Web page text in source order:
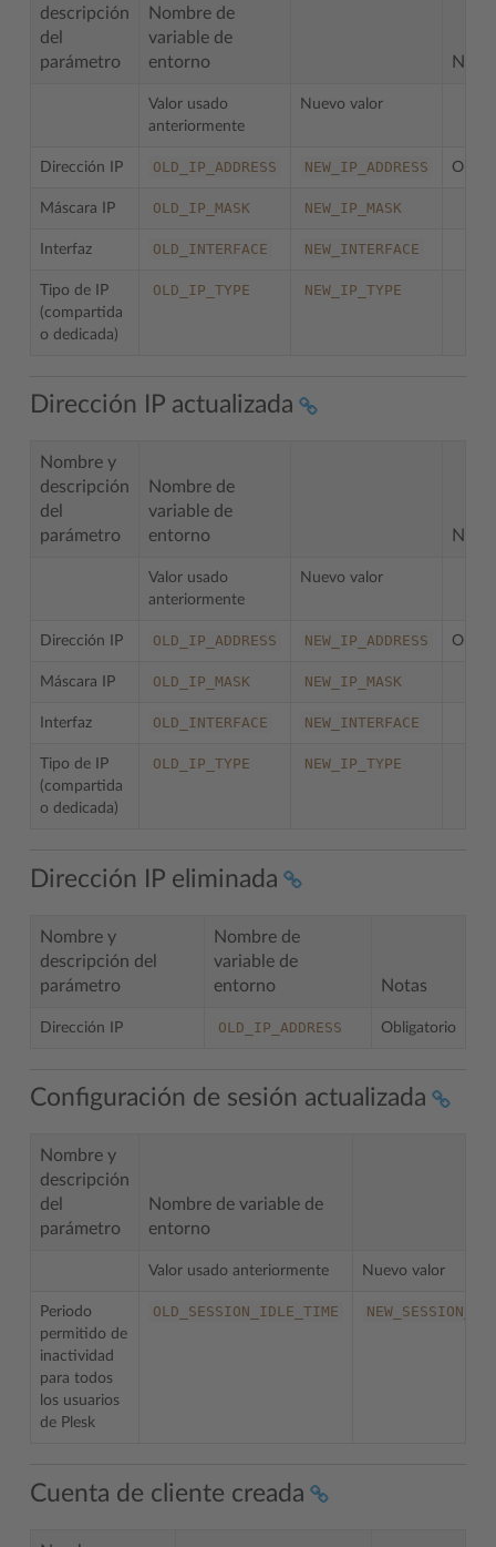
descripción
del
parámetro
Nombre de
variable de
entorno
Valor usado
anteriormente
Nuevo valor
Dirección IP OLD_IP_ADDRESS NEW_IP_ADDRESS
Máscara IP OLD_IP_MASK NEW_IP_MASK
Interfaz OLD_INTERFACE NEW_INTERFACE
Tipo de IP
(compartida
o dedicada)
OLD_IP_TYPE NEW_IP_TYPE
Dirección IP actualizada
Nombre y
descripción
del
parámetro
Nombre de
variable de
entorno
Valor usado
anteriormente
Nuevo valor
Dirección IP OLD_IP_ADDRESS NEW_IP_ADDRESS
Máscara IP OLD_IP_MASK NEW_IP_MASK
Interfaz OLD_INTERFACE NEW_INTERFACE
Tipo de IP
(compartida
o dedicada)
OLD_IP_TYPE NEW_IP_TYPE
Dirección IP eliminada
Nombre y
descripción del
parámetro
Nombre de
variable de
entorno
Notas
Dirección IP OLD_IP_ADDRESS Obligatorio
Configuración de sesión actualizada
Nombre y
descripción
del
parámetro
Nombre de variable de
entorno
Valor usado anteriormente Nuevo valor
Periodo
permitido de
inactividad
para todos
los usuarios
de Plesk
OLD_SESSION_IDLE_TIME
Cuenta de cliente creada